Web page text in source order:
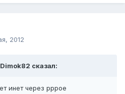
2012
сказал:
инет через pppoe